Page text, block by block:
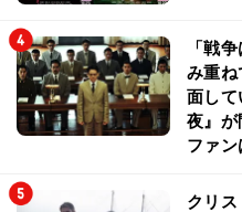
「戦
み重ね
面し
夜』が
ファン
クリ